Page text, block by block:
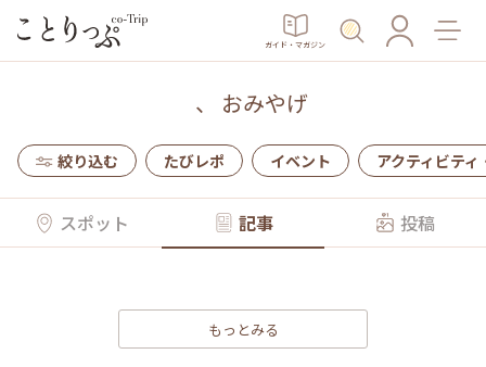
ガイド・マガジン
、 おみやげ
絞り込む たびレポ イベント アクティビティ
スポット 記事 投稿
もっとみる